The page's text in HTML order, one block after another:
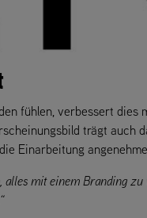
fühlen, verbessert
trägt
Einarbeitung
alles mit einem Branding